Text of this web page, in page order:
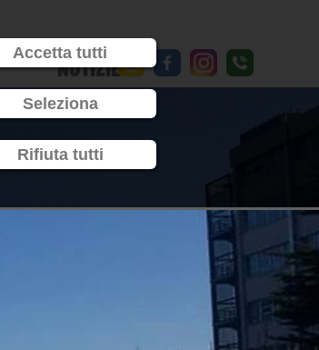
NOTIZIE
Accetta tutti
Seleziona
Rifiuta tutti